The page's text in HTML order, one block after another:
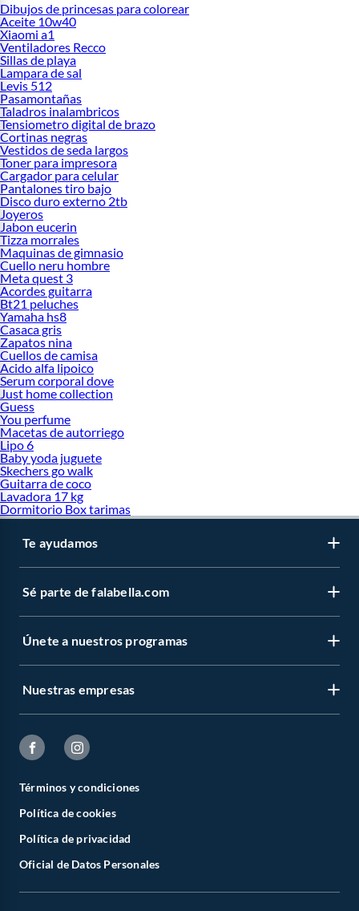
Dibujos de princesas para colorear
Aceite 10w40
Xiaomi a1
Ventiladores Recco
Sillas de playa
Lampara de sal
Levis 512
Pasamontañas
Taladros inalambricos
Tensiometro digital de brazo
Cortinas negras
Vestidos de seda largos
Toner para impresora
Cargador para celular
Pantalones tiro bajo
Disco duro externo 2tb
Joyeros
Jabon eucerin
Tizza morrales
Maquinas de gimnasio
Cuello neru hombre
Meta quest 3
Acordes guitarra
Bt21 peluches
Yamaha hs8
Casaca gris
Zapatos nina
Cuellos de camisa
Acido alfa lipoico
Serum corporal dove
Just home collection
Guess
You perfume
Macetas de autorriego
Lipo 6
Baby yoda juguete
Skechers go walk
Guitarra de coco
Lavadora 17 kg
Dormitorio Box tarimas
Te ayudamos
Sé parte de falabella.com
Únete a nuestros programas
Nuestras empresas
Términos y condiciones
Política de cookies
Política de privacidad
Oficial de Datos Personales